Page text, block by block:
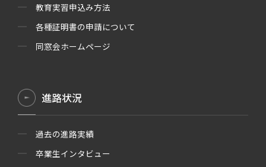
教育実習申込み方法
各種証明書の申請について
同窓会ホームページ
進路状況
過去の進路実績
卒業生インタビュー